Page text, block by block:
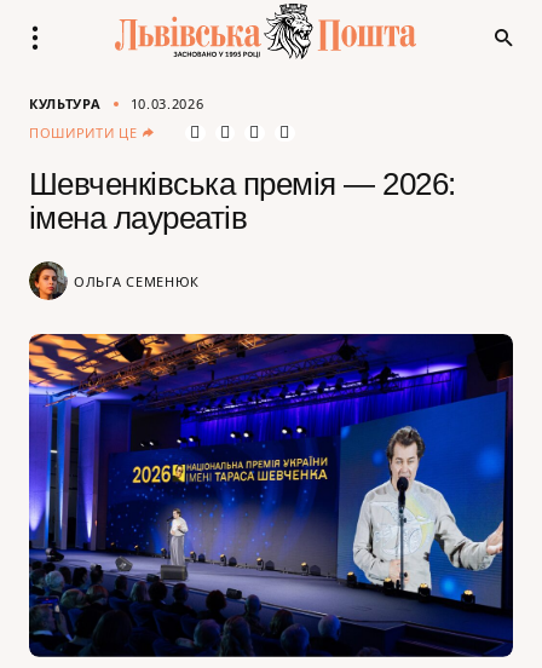
КУЛЬТУРА
10.03.2026
ПОШИРИТИ ЦЕ
Шевченківська премія — 2026:
імена лауреатів
ОЛЬГА СЕМЕНЮК